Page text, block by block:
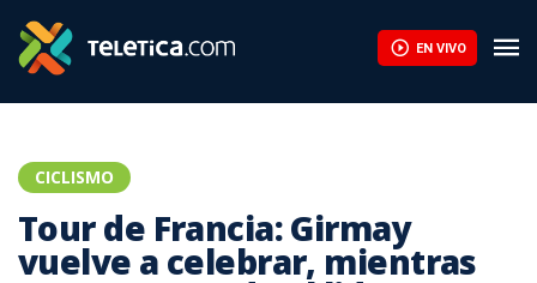
EN VIVO
CICLISMO
Tour de Francia: Girmay
vuelve a celebrar, mientras